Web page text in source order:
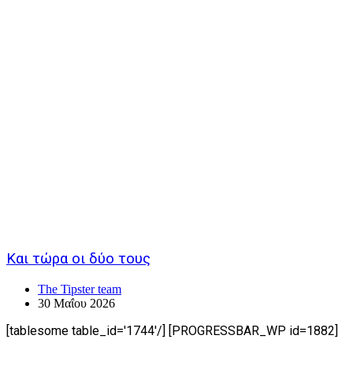
Και τώρα οι δύο τους
The Tipster team
30 Μαΐου 2026
[tablesome table_id='1744'/] [PROGRESSBAR_WP id=1882]